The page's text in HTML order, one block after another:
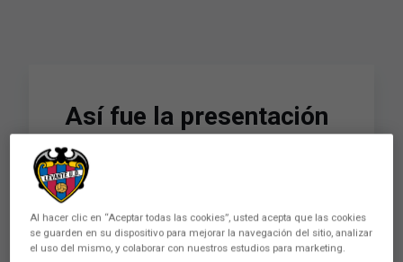
Así fue la presentación
de 'Nuestro Partido
más Importante': la
acción más especial del
Levante UD por el Día
Al hacer clic en “Aceptar todas las cookies”, usted acepta que las cookies
se guarden en su dispositivo para mejorar la navegación del sitio, analizar
el uso del mismo, y colaborar con nuestros estudios para marketing.